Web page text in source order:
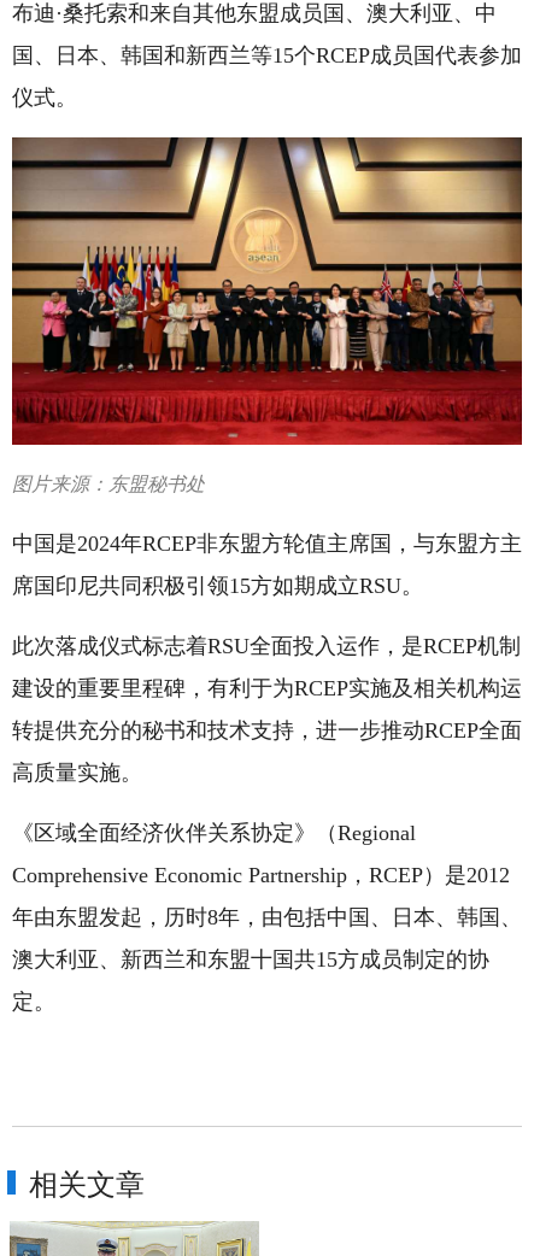
布迪·桑托索和来自其他东盟成员国、澳大利亚、中
国、日本、韩国和新西兰等15个RCEP成员国代表参加
仪式。
图片来源：东盟秘书处
中国是2024年RCEP非东盟方轮值主席国，与东盟方主
席国印尼共同积极引领15方如期成立RSU。
此次落成仪式标志着RSU全面投入运作，是RCEP机制
建设的重要里程碑，有利于为RCEP实施及相关机构运
转提供充分的秘书和技术支持，进一步推动RCEP全面
高质量实施。
《区域全面经济伙伴关系协定》（Regional
Comprehensive Economic Partnership，RCEP）是2012
年由东盟发起，历时8年，由包括中国、日本、韩国、
澳大利亚、新西兰和东盟十国共15方成员制定的协
定。
相关文章